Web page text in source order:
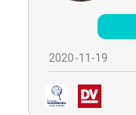
2020-11-19